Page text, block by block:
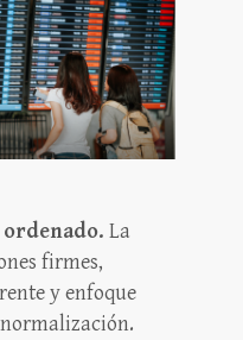
La
firmes,
y enfoque